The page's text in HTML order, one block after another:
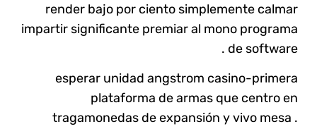
render bajo por ciento simplemente calmar
impartir significante premiar al mono programa
de software .
esperar unidad angstrom casino-primera
plataforma de armas que centro en
tragamonedas de expansión y vivo mesa .